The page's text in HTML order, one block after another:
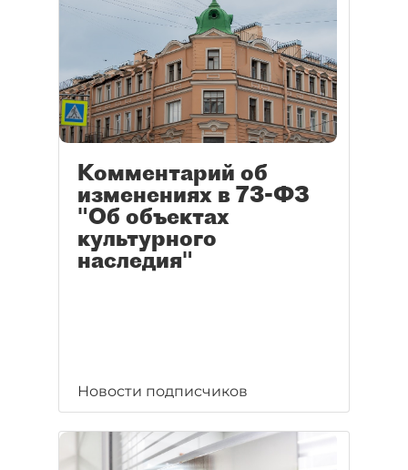
Комментарий об
изменениях в 73-ФЗ
"Об объектах
культурного
наследия"
Новости подписчиков